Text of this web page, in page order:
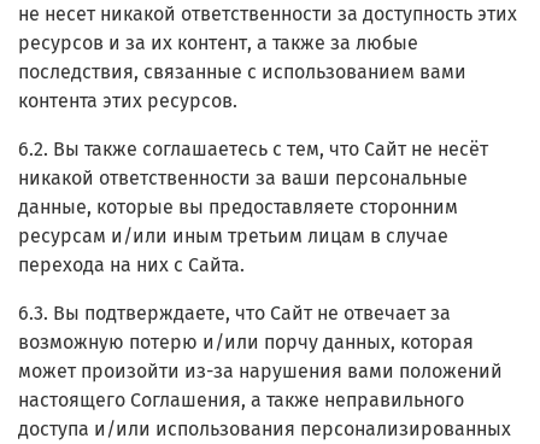
не несет никакой ответственности за доступность этих
ресурсов и за их контент, а также за любые
последствия, связанные с использованием вами
контента этих ресурсов.
6.2. Вы также соглашаетесь с тем, что Сайт не несёт
никакой ответственности за ваши персональные
данные, которые вы предоставляете сторонним
ресурсам и/или иным третьим лицам в случае
перехода на них с Сайта.
6.3. Вы подтверждаете, что Сайт не отвечает за
возможную потерю и/или порчу данных, которая
может произойти из-за нарушения вами положений
настоящего Соглашения, а также неправильного
доступа и/или использования персонализированных